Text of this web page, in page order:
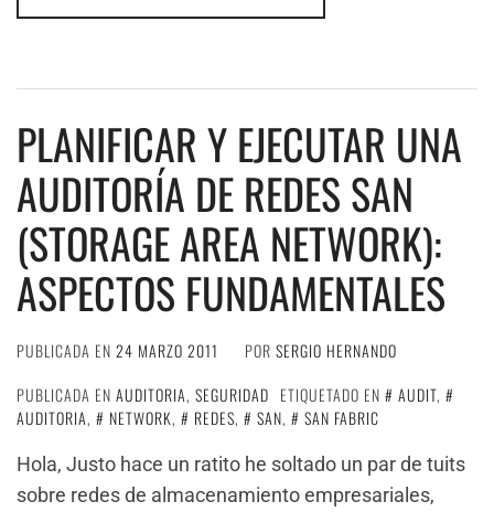
PLANIFICAR Y EJECUTAR UNA
AUDITORÍA DE REDES SAN
(STORAGE AREA NETWORK):
ASPECTOS FUNDAMENTALES
PUBLICADA EN 24 MARZO 2011 POR SERGIO HERNANDO
PUBLICADA EN AUDITORIA, SEGURIDAD ETIQUETADO EN AUDIT,
AUDITORIA, NETWORK, REDES, SAN,
SAN FABRIC
Hola, Justo hace un ratito he soltado un par de tuits
sobre redes de almacenamiento empresariales,